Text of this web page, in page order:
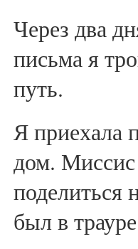
Через два
письма я
путь.
Я приехала
дом.
поделиться
был в